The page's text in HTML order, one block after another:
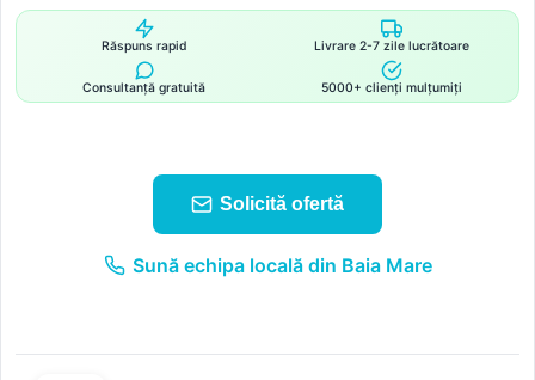
Răspuns rapid Livrare 2-7 zile lucrătoare
Consultanță gratuită 5000+ clienți mulțumiți
Solicită ofertă
Sună echipa locală din Baia Mare